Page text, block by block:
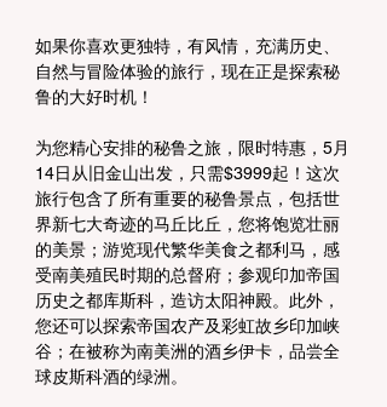
如果你喜欢更独特，有风情，充满历史、
自然与冒险体验的旅行，现在正是探索秘
鲁的大好时机 ！
为您精心安排的秘鲁之旅，限时特惠，5月
14日从旧金山出发，只需$3999起！这次
旅行包含了所有重要的秘鲁景点，包括世
界新七大奇迹的马丘比丘，您将饱览壮丽
的美景；游览现代繁华美食之都利马，感
受南美殖民时期的总督府；参观印加帝国
历史之都库斯科，造访太阳神殿。此外，
您还可以探索帝国农产及彩虹故乡印加峡
谷；在被称为南美洲的酒乡伊卡，品尝全
球皮斯科酒的绿洲。